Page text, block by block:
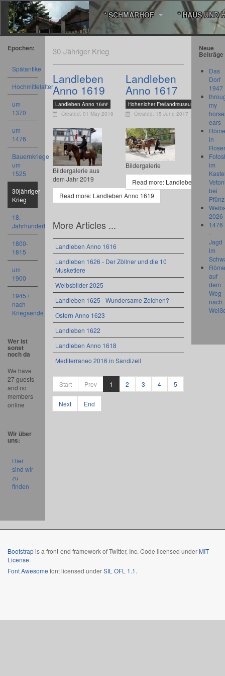
* SCHMARHOF * HAUS UND
30-Jähriger Krieg
Landleben
Anno 1619
Landleben Anno 16##
Created: 01 May 2019
Bildergalerie aus
dem Jahr 2019
Read more: Landleben Anno 1619
Landleben
Anno 1617
Hohenloher Freilandmuseum In
Created: 15 June 2017
Bildergalerie
Read more: Landleben Anno
More Articles ...
Landleben Anno 1616
Landleben 1626 - Der Zöllner und die 10
Musketiere
Weibsbilder 2025
Landleben 1625 - Wundersame Zeichen?
Ostern Anno 1623
Landleben 1622
Landleben Anno 1618
Mediterraneo 2016 in Sandizell
Start Prev 1 2 3 4 5
Next End
Epochen:
Spätantike
Hochmittelalter
um
1370
um
1476
Bauernkriege
um
1525
30jähriger
Krieg
18.
Jahrhundert
1800-
1815
um
1900
1945 /
nach
Kriegsende
Wer ist
sonst
noch da
We have
27 guests
and no
members
online
Wir über
uns:
Hier
sind wir
zu
finden
Neue
Beiträge
Das
Dorf
1947
my
ears
in
im
bei
Pfünz
2026
1476
-
Jagd
im
auf
dem
Weg
nach
Bootstrapis a front-end framework of Twitter, Inc. Code licensed under MIT
License.
Font Awesome font licensed underSIL OFL 1.1.